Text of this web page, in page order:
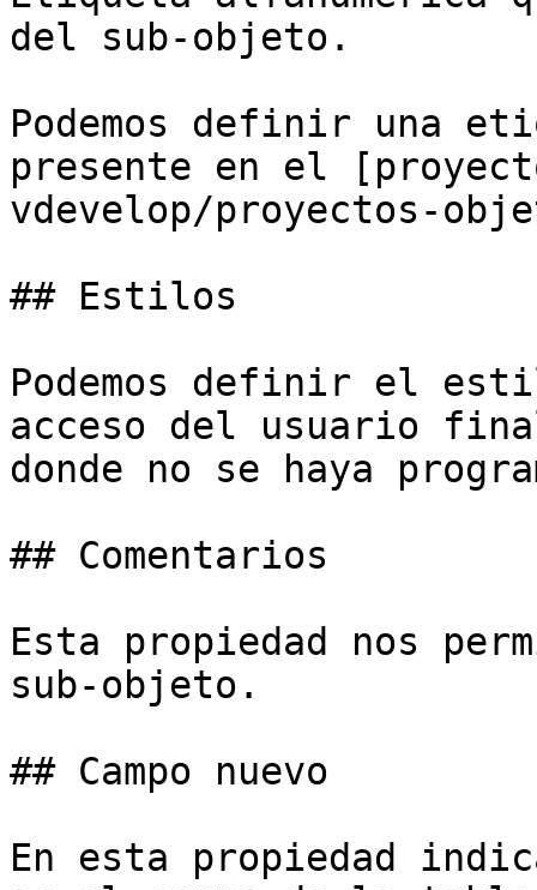
del sub-objeto.
Podemos definir una
presente en el
vdevelop/proyectos-
## Estilos
Podemos definir el
acceso del usuario
donde no se haya
## Comentarios
Esta propiedad nos
sub-objeto.
## Campo nuevo
En esta propiedad